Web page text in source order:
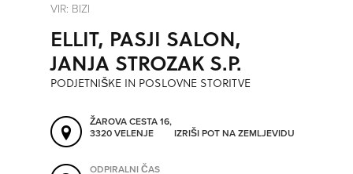
IZRIŠI POT
POŠLJI SMS
ORODJA
VIR: BIZI
ELLIT, PASJI SALON,
JANJA STROZAK S.P.
PODJETNIŠKE IN POSLOVNE STORITVE
ŽAROVA CESTA 16,
3320 VELENJE
IZRIŠI POT NA ZEMLJEVIDU
ODPIRALNI ČAS